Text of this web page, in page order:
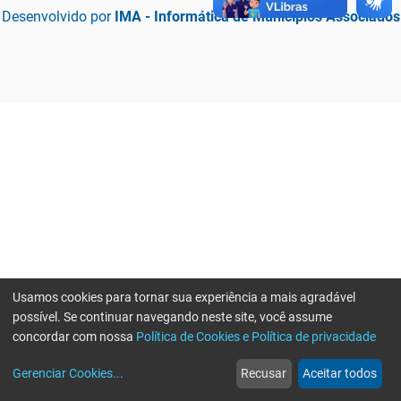
Desenvolvido por IMA - Informática de Municípios Associados
web
Notícias
more_horiz
Mais
Usamos cookies para tornar sua experiência a mais agradável
possível. Se continuar navegando neste site, você assume
concordar com nossa Política de Cookies e Política de privacidade
Gerenciar Cookies... Recusar Aceitar todos
Erro ao enviar informações, por favor tente novamente